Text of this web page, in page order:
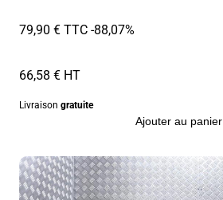
79,90 € TTC-88,07%
66,58 € HT
Livraison gratuite
Ajouter au panier